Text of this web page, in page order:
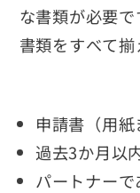
な書類が必要
書類をすべて揃
申請書（用紙
過去3か月以
パートナー